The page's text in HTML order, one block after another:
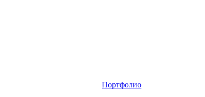
Портфолио